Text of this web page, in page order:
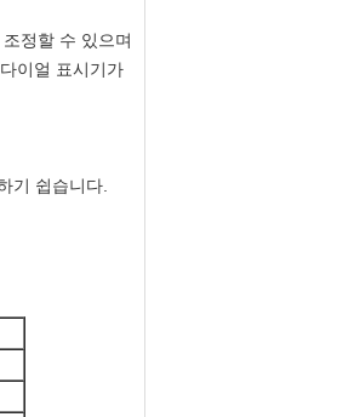
정할 수 있으며
이얼 표시기가
기 쉽습니다.